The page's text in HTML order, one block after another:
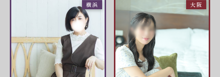
横浜 大阪